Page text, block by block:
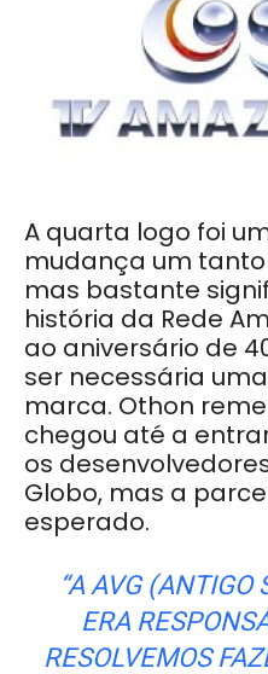
A quarta logo foi
mudança um tanto
mas bastante
história da Rede
ao aniversário de
ser necessária
marca. Othon
chegou até a
os
Globo, mas a
esperado.
“A AVG (ANTIGO
ERA
RESOLVEMOS